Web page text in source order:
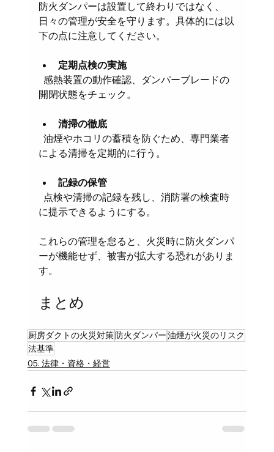
防火ダンパーは設置して終わりではなく、
日々の管理が安全を守ります。具体的には以
下の点に注意してください。
定期点検の実施
開閉状態をチェック。
清掃の徹底
による清掃を定期的に行う。
記録の保管
に提示できるようにする。
これらの管理を怠ると、火災時に防火ダンパ
ーが機能せず、被害が拡大する恐れがありま
す。
まとめ
厨房ダクトの火災対策防火ダンパー油煙が火災のリスク
法基準
05. 法律・資格・経営